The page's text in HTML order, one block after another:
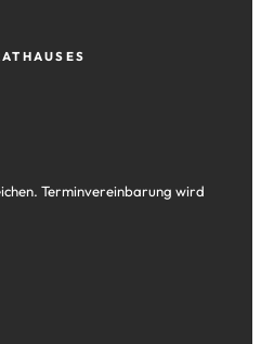
Terminvereinbarung wird